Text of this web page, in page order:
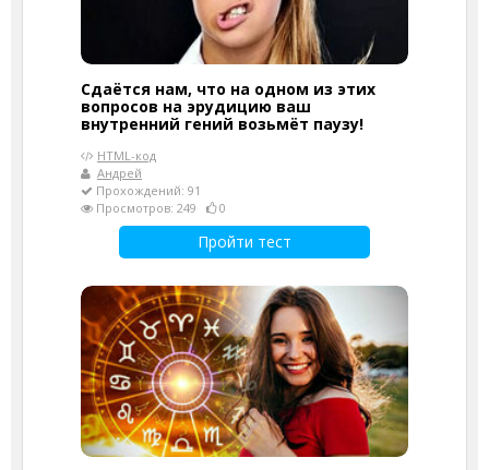
Сдаётся нам, что на одном из этих
вопросов на эрудицию ваш
внутренний гений возьмёт паузу!
HTML-код
Андрей
Прохождений: 91
Просмотров: 249
0
Пройти тест